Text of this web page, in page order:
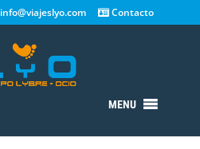
info@viajeslyo.com Contacto
MENU